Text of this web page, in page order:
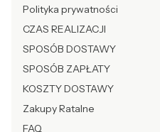
Polityka prywatności
CZAS REALIZACJI
SPOSÓB DOSTAWY
SPOSÓB ZAPŁATY
KOSZTY DOSTAWY
Zakupy Ratalne
FAQ